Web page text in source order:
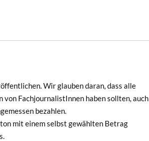
Wir glauben daran, dass alle
FachjournalistInnen haben sollten, auch
bezahlen.
mit einem selbst gewählten Betrag